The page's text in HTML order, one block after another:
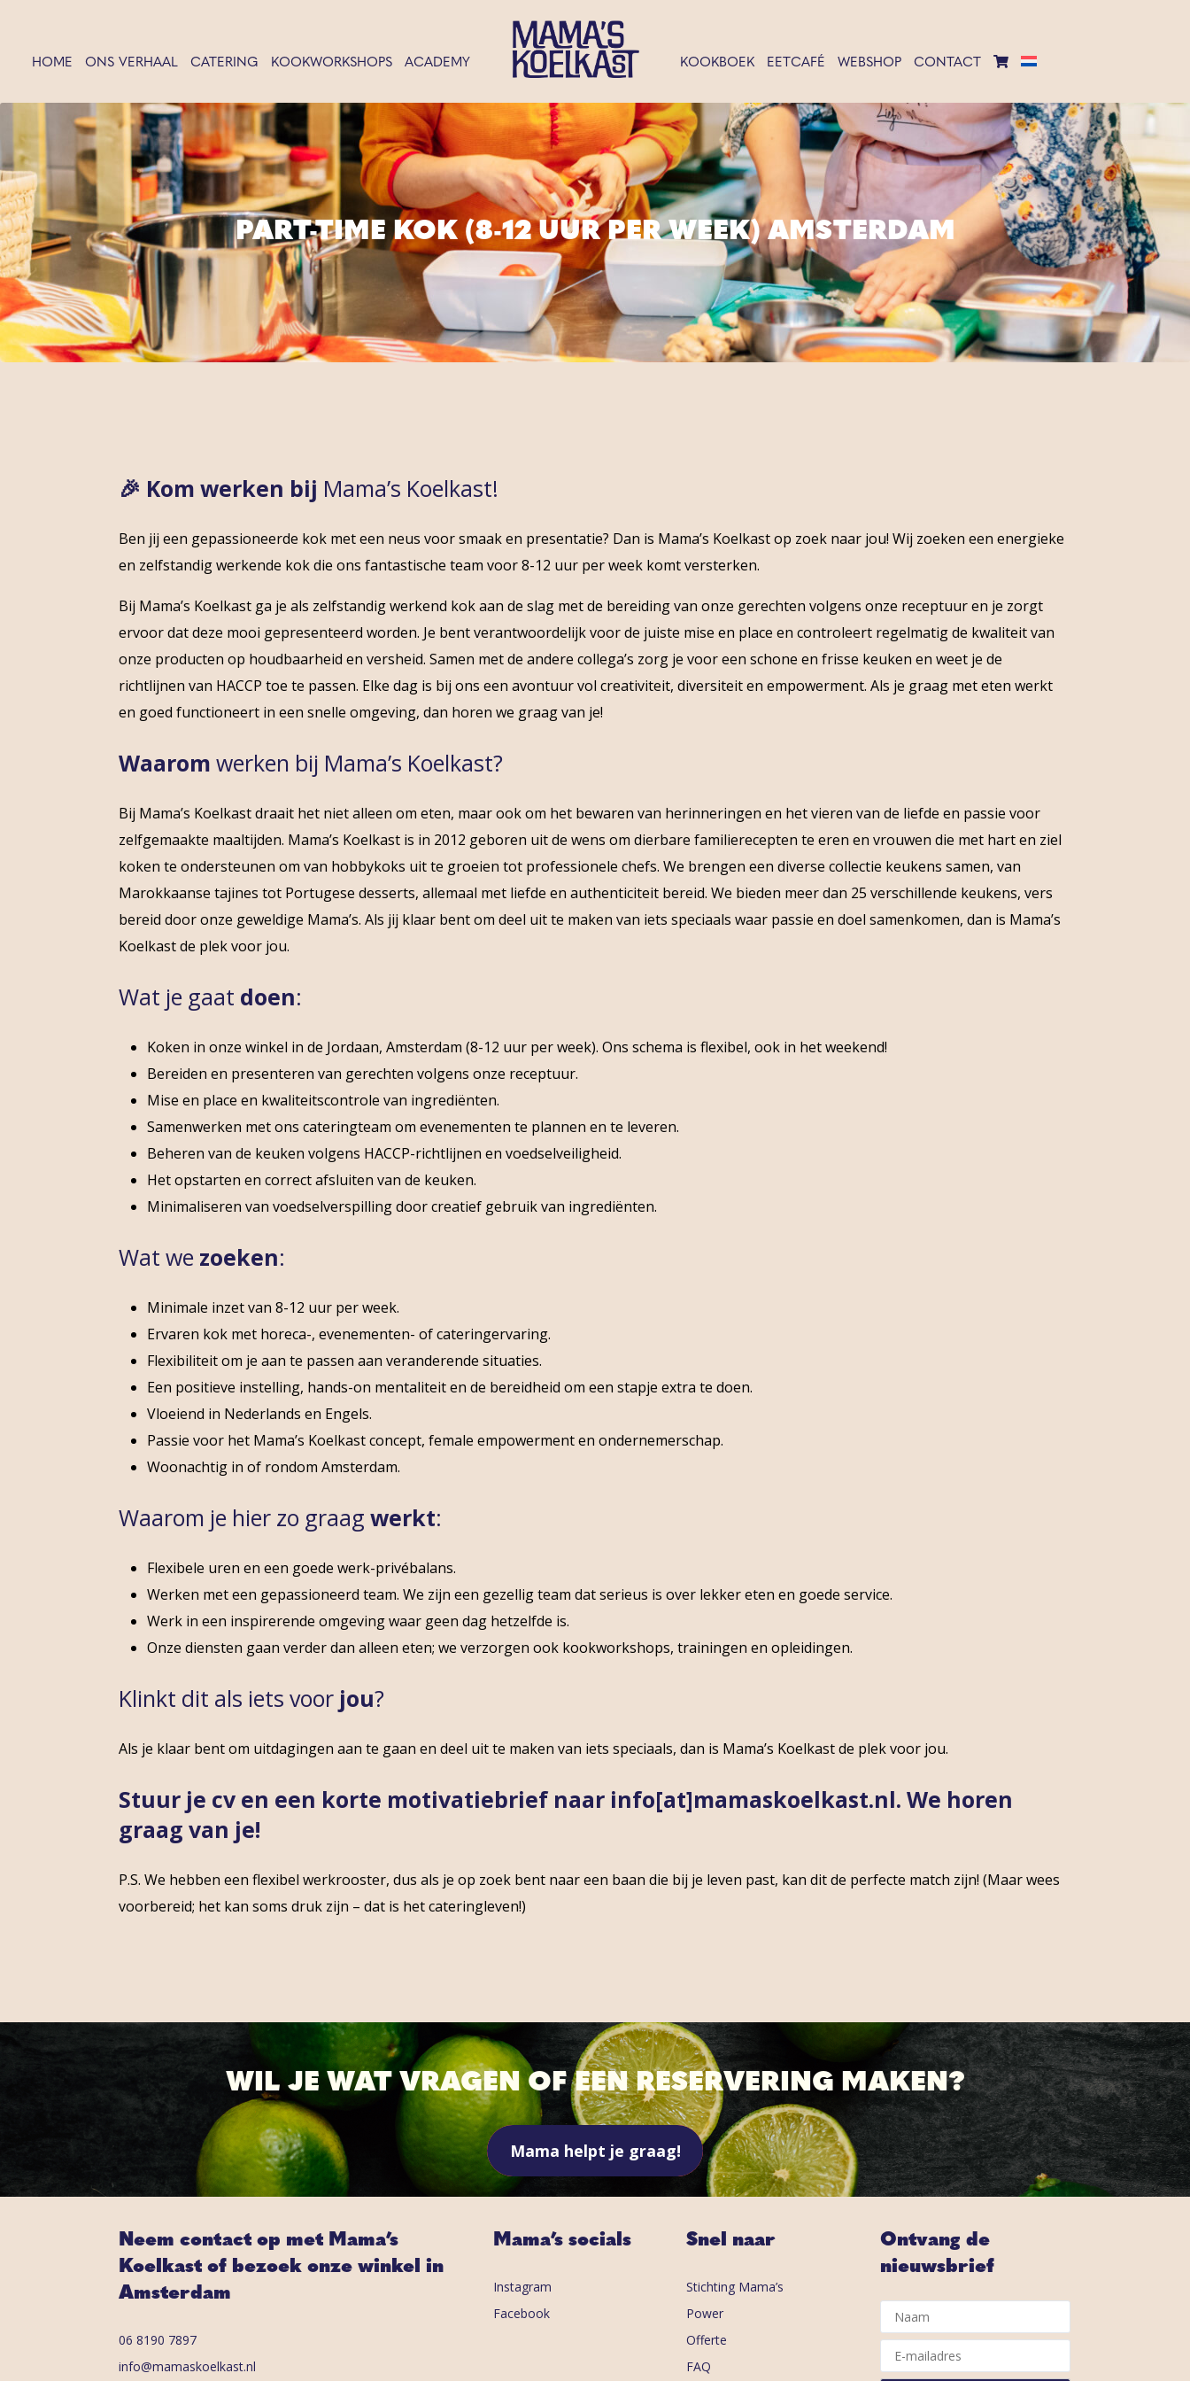
HOME ONS VERHAAL CATERING KOOKWORKSHOPS ACADEMY KOOKBOEK EETCAFÉ WEBSHOP CONTACT
PART-TIME KOK (8-12 UUR PER WEEK) AMSTERDAM
🎉 Kom werken bij Mama’s Koelkast!
Ben jij een gepassioneerde kok met een neus voor smaak en presentatie? Dan is Mama’s Koelkast op zoek naar jou! Wij zoeken een energieke
en zelfstandig werkende kok die ons fantastische team voor 8-12 uur per week komt versterken.
Bij Mama’s Koelkast ga je als zelfstandig werkend kok aan de slag met de bereiding van onze gerechten volgens onze receptuur en je zorgt
ervoor dat deze mooi gepresenteerd worden. Je bent verantwoordelijk voor de juiste mise en place en controleert regelmatig de kwaliteit van
onze producten op houdbaarheid en versheid. Samen met de andere collega’s zorg je voor een schone en frisse keuken en weet je de
richtlijnen van HACCP toe te passen. Elke dag is bij ons een avontuur vol creativiteit, diversiteit en empowerment. Als je graag met eten werkt
en goed functioneert in een snelle omgeving, dan horen we graag van je!
Waaromwerken bij Mama’s Koelkast?
Bij Mama’s Koelkast draait het niet alleen om eten, maar ook om het bewaren van herinneringen en het vieren van de liefde en passie voor
zelfgemaakte maaltijden. Mama’s Koelkast is in 2012 geboren uit de wens om dierbare familierecepten te eren en vrouwen die met hart en ziel
koken te ondersteunen om van hobbykoks uit te groeien tot professionele chefs. We brengen een diverse collectie keukens samen, van
Marokkaanse tajines tot Portugese desserts, allemaal met liefde en authenticiteit bereid. We bieden meer dan 25 verschillende keukens, vers
bereid door onze geweldige Mama’s. Als jij klaar bent om deel uit te maken van iets speciaals waar passie en doel samenkomen, dan is Mama’s
Koelkast de plek voor jou.
Wat je gaat doen:
Koken in onze winkel in de Jordaan, Amsterdam (8-12 uur per week). Ons schema is flexibel, ook in het weekend!
Bereiden en presenteren van gerechten volgens onze receptuur.
Mise en place en kwaliteitscontrole van ingrediënten.
Samenwerken met ons cateringteam om evenementen te plannen en te leveren.
Beheren van de keuken volgens HACCP-richtlijnen en voedselveiligheid.
Het opstarten en correct afsluiten van de keuken.
Minimaliseren van voedselverspilling door creatief gebruik van ingrediënten.
Wat we zoeken:
Minimale inzet van 8-12 uur per week.
Ervaren kok met horeca-, evenementen- of cateringervaring.
Flexibiliteit om je aan te passen aan veranderende situaties.
Een positieve instelling, hands-on mentaliteit en de bereidheid om een stapje extra te doen.
Vloeiend in Nederlands en Engels.
Passie voor het Mama’s Koelkast concept, female empowerment en ondernemerschap.
Woonachtig in of rondom Amsterdam.
Waarom je hier zo graagwerkt:
Flexibele uren en een goede werk-privébalans.
Werken met een gepassioneerd team. We zijn een gezellig team dat serieus is over lekker eten en goede service.
Werk in een inspirerende omgeving waar geen dag hetzelfde is.
Onze diensten gaan verder dan alleen eten; we verzorgen ook kookworkshops, trainingen en opleidingen.
Klinkt dit als iets voor jou?
Als je klaar bent om uitdagingen aan te gaan en deel uit te maken van iets speciaals, dan is Mama’s Koelkast de plek voor jou.
Stuur je cv en een korte motivatiebrief naar info[at]mamaskoelkast.nl. We horen
graag van je!
P.S. We hebben een flexibel werkrooster, dus als je op zoek bent naar een baan die bij je leven past, kan dit de perfecte match zijn! (Maar wees
voorbereid; het kan soms druk zijn – dat is het cateringleven!)
WIL JE WAT VRAGEN OF EEN RESERVERING MAKEN?
Mama helpt je graag!
Neem contact op met Mama’s
Koelkast of bezoek onze winkel in
Amsterdam
06 8190 7897
info@mamaskoelkast.nl
Mama’s socials
Instagram
Facebook
Snel naar
Stichting Mama’s
Power
Offerte
FAQ
Ontvang de
nieuwsbrief